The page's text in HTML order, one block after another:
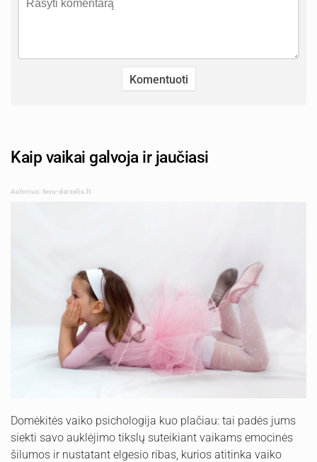
Kaip vaikai galvoja ir jaučiasi
Autorius: tevu-darzelis.lt
Domėkitės vaiko psichologija kuo plačiau: tai padės jums
siekti savo auklėjimo tikslų suteikiant vaikams emocinės
šilumos ir nustatant elgesio ribas, kurios atitinka vaiko